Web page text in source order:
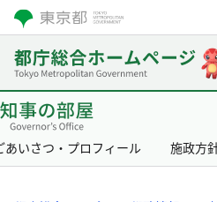
あいさつ・プロフィール 施政方